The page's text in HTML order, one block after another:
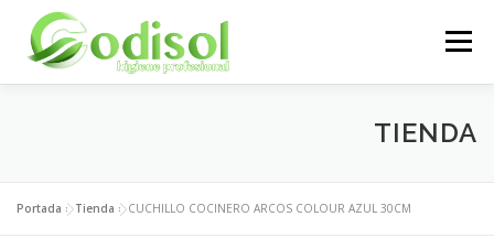
contenido
Menú
ÁREA CLIENTES CONTACTO
TIENDA
Portada »Tienda »CUCHILLO COCINERO ARCOS COLOUR AZUL 30CM